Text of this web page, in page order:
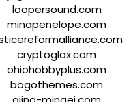
loopersound.com
minapenelope.com
cryptoglax.com
ohiohobbyplus.com
bogothemes.com